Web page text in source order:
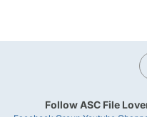
Follow ASC File